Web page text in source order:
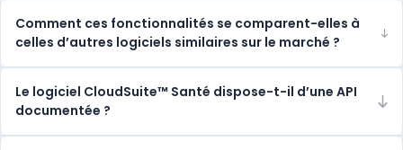
Comment ces fonctionnalités se comparent-elles à
celles d’autres logiciels similaires sur le marché ?
Le logiciel CloudSuite™ Santé dispose-t-il d’une API
documentée ?